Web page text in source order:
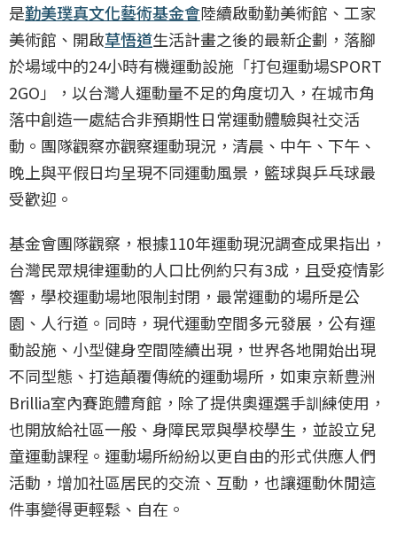
是勤美璞真文化藝術基金會陸續啟動勤美術館、工家
美術館、開啟草悟道生活計畫之後的最新企劃，落腳
於場域中的24小時有機運動設施「打包運動場SPORT
2GO」，以台灣人運動量不足的角度切入，在城市角
落中創造一處結合非預期性日常運動體驗與社交活
動。團隊觀察亦觀察運動現況，清晨、中午、下午、
晚上與平假日均呈現不同運動風景，籃球與乒乓球最
受歡迎。
基金會團隊觀察，根據110年運動現況調查成果指出，
台灣民眾規律運動的人口比例約只有3成，且受疫情影
響，學校運動場地限制封閉，最常運動的場所是公
園、人行道。同時，現代運動空間多元發展，公有運
動設施、小型健身空間陸續出現，世界各地開始出現
不同型態、打造顛覆傳統的運動場所，如東京新豊洲
Brillia室內賽跑體育館，除了提供奧運選手訓練使用，
也開放給社區一般、身障民眾與學校學生，並設立兒
童運動課程。運動場所紛紛以更自由的形式供應人們
活動，增加社區居民的交流、互動，也讓運動休閒這
件事變得更輕鬆、自在。